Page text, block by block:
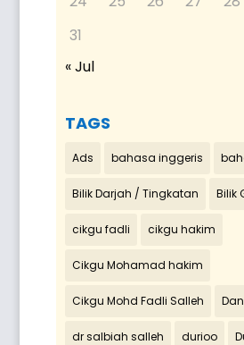
31
« Jul
TAGS
Ads bahasa inggeris
Bilik Darjah / Tingkatan Bilik
cikgu fadli cikgu hakim
Cikgu Mohamad hakim
Cikgu Mohd Fadli Salleh
dr salbiah salleh durioo